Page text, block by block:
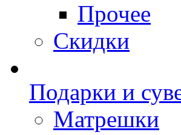
Прочее
Скидки
Подарки и
Матрешки